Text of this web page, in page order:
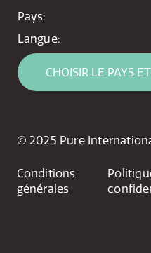
Pays:
Langue:
CHOISIR LE PAYS
© 2025 Pure
Conditions
générales